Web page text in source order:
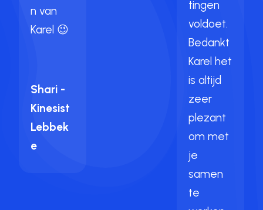
n van
Karel 😉
Shari -
Kinesist
Lebbek
e
tingen
voldoet.
Bedankt
Karel het
is altijd
zeer
plezant
om met
je
samen
te